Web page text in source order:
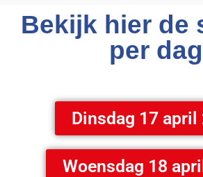
Bekijk hier de
per dag
Dinsdag 17 april
Woensdag 18